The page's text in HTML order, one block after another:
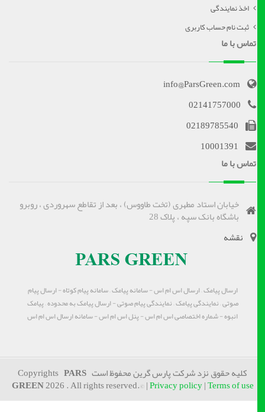
اخذ نمایندگی
ثبت نام حساب کاربری
تماس با ما
info@ParsGreen.com
02141757000
02189785540
10001391
تماس با ما
خیابان استاد مطهری (تخت طاووس) ، بعد از تقاطع سهروردی ، روبرو
باشگاه بانک سپه ، پلاک 28
نقشه
ارسال پیامک – ارسال اس ام اس - سامانه پیامک – سامانه پیام کوتاه - ارسال پیام
صوتی – نمایندگی پیامک – نمایندگی پیام صوتی - ارسال پیامک به محدوده – پیامک
انبوه - شماره اختصاصی اس ام اس - پنل اس ام اس - سامانه ارسال اس ام اس
کلیه حقوق نزد شرکت پارس گرین محفوظ است CopyrightsPARS
GREEN2026 . All rights reserved.© |Privacy policy|Terms of use